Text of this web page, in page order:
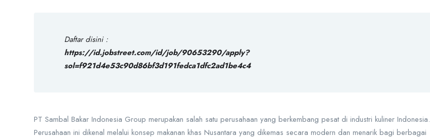
Daftar disini :
https://id.jobstreet.com/id/job/90653290/apply?
sol=f921d4e53c90d86bf3d191fedca1dfc2ad1be4c4
PT Sambal Bakar Indonesia Group merupakan salah satu perusahaan yang berkembang pesat di industri kuliner Indonesia.
Perusahaan ini dikenal melalui konsep makanan khas Nusantara yang dikemas secara modern dan menarik bagi berbagai